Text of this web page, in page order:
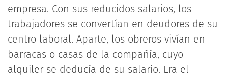
empresa. Con sus reducidos salarios, los
trabajadores se convertían en deudores de su
centro laboral. Aparte, los obreros vivían en
barracas o casas de la compañía, cuyo
alquiler se deducía de su salario. Era el